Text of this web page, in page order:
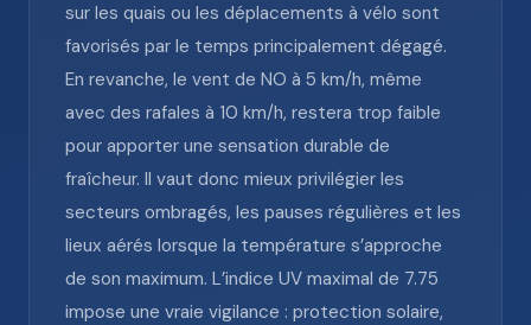
sur les quais ou les déplacements à vélo sont
favorisés par le temps principalement dégagé.
En revanche, le vent de NO à 5 km/h, même
avec des rafales à 10 km/h, restera trop faible
pour apporter une sensation durable de
fraîcheur. Il vaut donc mieux privilégier les
secteurs ombragés, les pauses régulières et les
lieux aérés lorsque la température s’approche
de son maximum. L’indice UV maximal de 7.75
impose une vraie vigilance : protection solaire,